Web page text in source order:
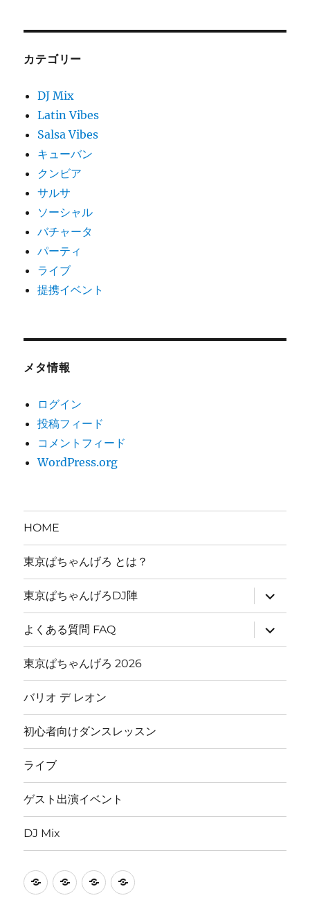
カテゴリー
DJ Mix
Latin Vibes
Salsa Vibes
キューバン
クンビア
サルサ
ソーシャル
バチャータ
パーティ
ライブ
提携イベント
メタ情報
ログイン
投稿フィード
コメントフィード
WordPress.org
HOME
東京ぱちゃんげろ とは？
東京ぱちゃんげろDJ陣
サ
ブ
メ
ニ
ュ
ー
開
よくある質問 FAQ
サ
ブ
メ
ー
開
東京ぱちゃんげろ 2026
バリオ デ レオン
初心者向けダンスレッスン
ライブ
ゲスト出演イベント
DJ Mix
HOME
東
東
よ